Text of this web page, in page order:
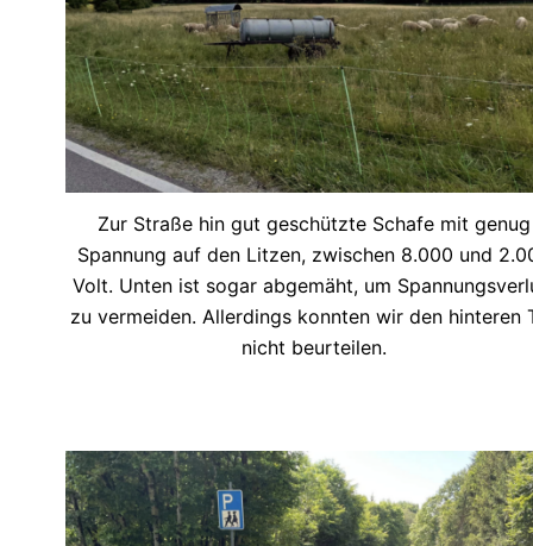
Zur Straße hin gut geschützte Schafe mit genug
Spannung auf den Litzen, zwischen 8.000 und
Volt. Unten ist sogar abgemäht, um
zu vermeiden. Allerdings konnten wir den hinteren
nicht beurteilen.